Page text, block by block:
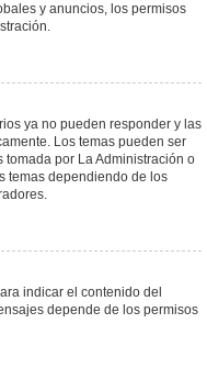
y anuncios, los permisos
ya no pueden responder y las
Los temas pueden ser
por La Administración o
temas dependiendo de los
indicar el contenido del
depende de los permisos